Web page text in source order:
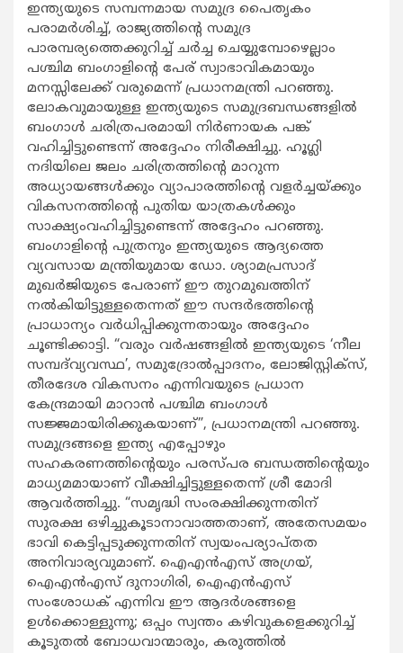
ഇന്ത്യയുടെ സമ്പന്നമായ സമുദ്ര പൈതൃകം
പരാമർശിച്ച്, രാജ്യത്തിന്റെ സമുദ്ര
പാരമ്പര്യത്തെക്കുറിച്ച് ചർച്ച ചെയ്യുമ്പോഴെല്ലാം
പശ്ചിമ ബംഗാളിന്റെ പേര് സ്വാഭാവികമായും
മനസ്സിലേക്ക് വരുമെന്ന് പ്രധാനമന്ത്രി പറഞ്ഞു.
ലോകവുമായുള്ള ഇന്ത്യയുടെ സമുദ്രബന്ധങ്ങളിൽ
ബംഗാൾ ചരിത്രപരമായി നിർണായക പങ്ക്
വഹിച്ചിട്ടുണ്ടെന്ന് അദ്ദേഹം നിരീക്ഷിച്ചു. ഹൂഗ്ലി
നദിയിലെ ജലം ചരിത്രത്തിന്റെ മാറുന്ന
അധ്യായങ്ങൾക്കും വ്യാപാരത്തിന്റെ വളർച്ചയ്ക്കും
വികസനത്തിന്റെ പുതിയ യാത്രകൾക്കും
സാക്ഷ്യംവഹിച്ചിട്ടുണ്ടെന്ന് അദ്ദേഹം പറഞ്ഞു.
ബംഗാളിന്റെ പുത്രനും ഇന്ത്യയുടെ ആദ്യത്തെ
വ്യവസായ മന്ത്രിയുമായ ഡോ. ശ്യാമപ്രസാദ്
മുഖർജിയുടെ പേരാണ് ഈ തുറമുഖത്തിന്
നൽകിയിട്ടുള്ളതെന്നത് ഈ സന്ദർഭത്തിന്റെ
പ്രാധാന്യം വർധിപ്പിക്കുന്നതായും അദ്ദേഹം
ചൂണ്ടിക്കാട്ടി. “വരും വർഷങ്ങളിൽ ഇന്ത്യയുടെ ‘നീല
സമ്പദ്‌വ്യവസ്ഥ’, സമുദ്രോൽപ്പാദനം, ലോജിസ്റ്റിക്‌സ്,
തീരദേശ വികസനം എന്നിവയുടെ പ്രധാന
കേന്ദ്രമായി മാറാൻ പശ്ചിമ ബംഗാൾ
സജ്ജമായിരിക്കുകയാണ്”, പ്രധാനമന്ത്രി പറഞ്ഞു.
സമുദ്രങ്ങളെ ഇന്ത്യ എപ്പോഴും
സഹകരണത്തിന്റെയും പരസ്പര ബന്ധത്തിന്റെയും
മാധ്യമമായാണ് വീക്ഷിച്ചിട്ടുള്ളതെന്ന് ശ്രീ മോദി
ആവർത്തിച്ചു. “സമൃദ്ധി സംരക്ഷിക്കുന്നതിന്
സുരക്ഷ ഒഴിച്ചുകൂടാനാവാത്തതാണ്, അതേസമയം
ഭാവി കെട്ടിപ്പടുക്കുന്നതിന് സ്വയംപര്യാപ്തത
അ‌നിവാര്യവുമാണ്. ഐഎൻഎസ് അഗ്രയ്,
ഐഎൻഎസ് ദുനാഗിരി, ഐഎൻഎസ്
സംശോധക് എന്നിവ ഈ ആദർശങ്ങളെ
ഉൾക്കൊള്ളുന്നു; ഒപ്പം സ്വന്തം കഴിവുകളെക്കുറിച്ച്
കൂടുതൽ ബോധവാന്മാരും, കരുത്തിൽ